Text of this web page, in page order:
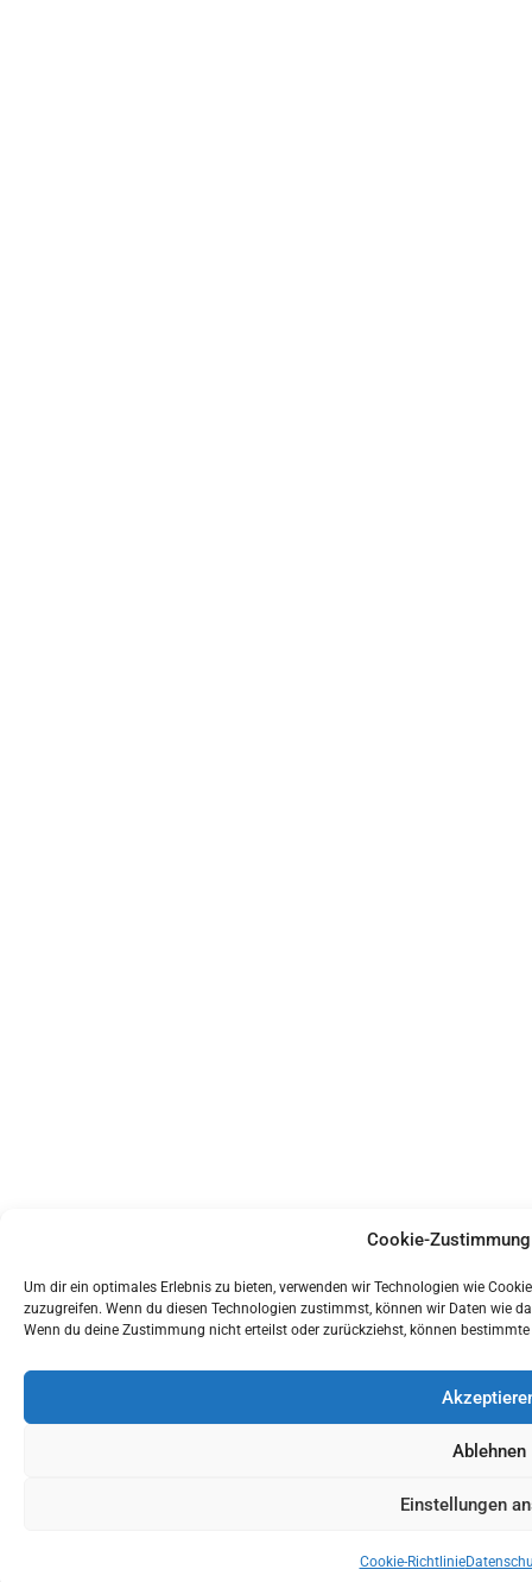
Cookie-
Um dir ein optimales Erlebnis zu bieten, verwenden wir Technologien wie
zuzugreifen. Wenn du diesen Technologien zustimmst, können wir Daten wie
Wenn du deine Zustimmung nicht erteilst oder zurückziehst, können
Ablehnen
Einstellungen
Cookie-Richtlinie